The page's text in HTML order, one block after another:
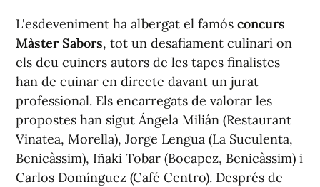
L'esdeveniment ha albergat el famós concurs
Màster Sabors, tot un desafiament culinari on
els deu cuiners autors de les tapes finalistes
han de cuinar en directe davant un jurat
professional. Els encarregats de valorar les
propostes han sigut Ángela Milián (Restaurant
Vinatea, Morella), Jorge Lengua (La Suculenta,
Benicàssim), Iñaki Tobar (Bocapez, Benicàssim) i
Carlos Domínguez (Café Centro). Després de